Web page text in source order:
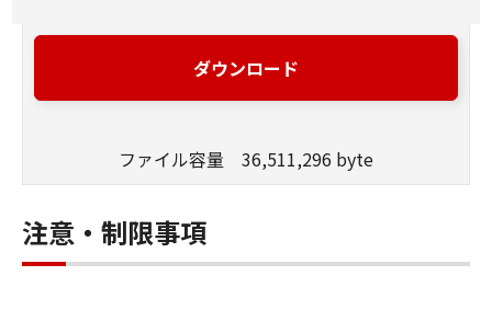
1. GRANT OF LICENSE
Canon grants you a personal, limited and non-
SOFTWARE solely for the use with Products
connected to the Products (the "Designated
Computer").
You may allow other users of other
ダウンロード
ファイル容量 36,511,296 byte
注意・制限事項